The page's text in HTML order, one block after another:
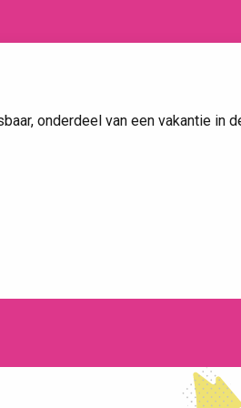
onderdeel van een vakantie in